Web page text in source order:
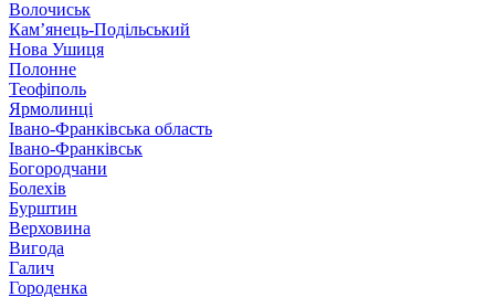
Волочиськ
Кам’янець-Подільський
Нова Ушиця
Полонне
Теофіполь
Ярмолинці
Івано-Франківська область
Івано-Франківськ
Богородчани
Болехів
Бурштин
Верховина
Вигода
Галич
Городенка